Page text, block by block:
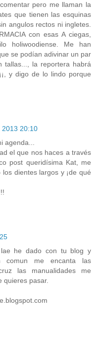
pero me llaman la
que tienen las esquinas
angulos rectos ni ingletes.
con esas A ciegas,
holiwoodiense. Me han
se podían adivinar un par
tallas..., la reportera habrá
y digo de lo lindo porque
2013 20:10
agenda...
el que nos haces a través
post queridísima Kat, me
dientes largos y ¡de qué
he dado con tu blog y
comun me encanta las
las manualidades me
quieres pasar.